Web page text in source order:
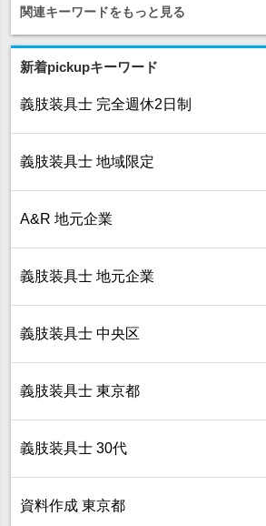
関連キーワードをもっと見る
新着pickupキーワード
義肢装具士 完全週休2日制
義肢装具士 地域限定
A&R 地元企業
義肢装具士 地元企業
義肢装具士 中央区
義肢装具士 東京都
義肢装具士 30代
資料作成 東京都